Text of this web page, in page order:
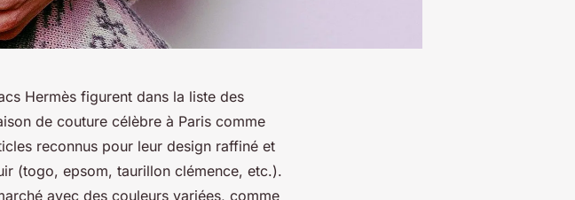
Hermès figurent dans la liste des
de couture célèbre à Paris comme
reconnus pour leur design raffiné et
(togo, epsom, taurillon clémence, etc.).
avec des couleurs variées, comme